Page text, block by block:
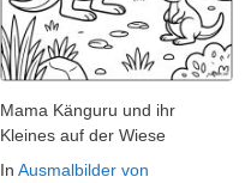
Mama Känguru und ihr
Kleines auf der Wiese
In Ausmalbilder von